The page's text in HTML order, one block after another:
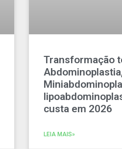
Transformação
custa em 2026
LEIA MAIS»